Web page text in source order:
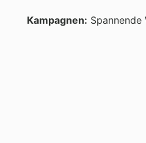
Kampagnen: